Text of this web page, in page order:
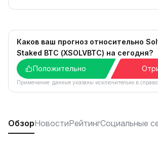
Каков ваш прогноз относительно
Staked BTC (XSOLVBTC) на сегодня?
Положительно
Примечание: данные указаны исключительно в
ОбзорНовостиРейтингСоциальные